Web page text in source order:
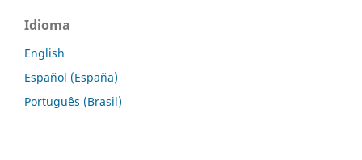
Idioma
English
Español (España)
Português (Brasil)